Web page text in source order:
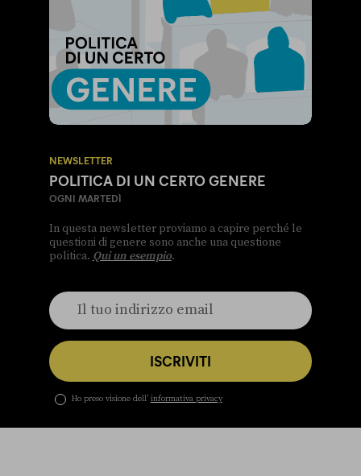
NEWSLETTER
POLITICA DI UN CERTO GENERE
OGNI MARTEDÌ
In questa newsletter proviamo a capire perché le
questioni di genere sono anche una questione
politica. Qui un esempio.
ISCRIVITI
Ho preso visione dell’ informativa privacy